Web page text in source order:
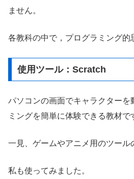
ません。
各教科の中で，プログラミング的
使用ツール：Scratch
パソコンの画面でキャラクターを
ミングを簡単に体験できる教材で
一見、ゲームやアニメ用のツール
私も使ってみました。